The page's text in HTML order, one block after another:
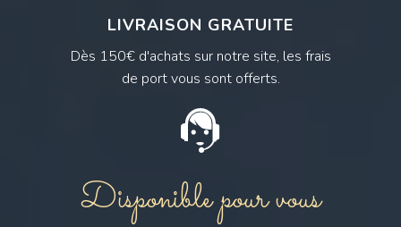
LIVRAISON GRATUITE
Dès 150€ d'achats sur notre site, les frais
de port vous sont offerts.
Disponible pour vous